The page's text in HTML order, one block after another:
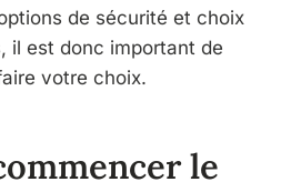
de sécurité et choix
il est donc important de
votre choix.
le